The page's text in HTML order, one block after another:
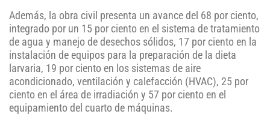
Además, la obra civil presenta un avance del 68 por ciento,
integrado por un 15 por ciento en el sistema de tratamiento
de agua y manejo de desechos sólidos, 17 por ciento en la
instalación de equipos para la preparación de la dieta
larvaria, 19 por ciento en los sistemas de aire
acondicionado, ventilación y calefacción (HVAC), 25 por
ciento en el área de irradiación y 57 por ciento en el
equipamiento del cuarto de máquinas.